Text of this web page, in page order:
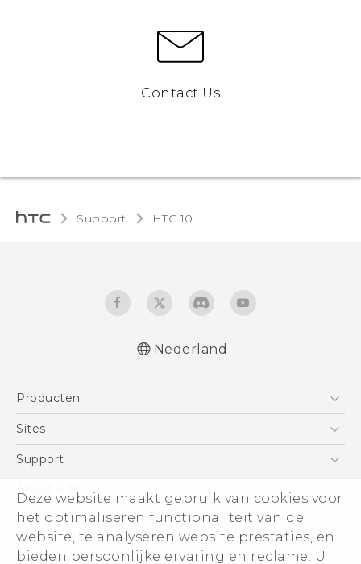
Deze website maakt gebruik van cookies voor
het optimaliseren functionaliteit van de
website, te analyseren website prestaties, en
bieden persoonlijke ervaring en reclame. U
Contact Us
Support HTC 10‎
Nederlands - Gebruikershandleiding
wettelijke voorschriften
Deutsch - Informationen zur Sicherheit und
behördliche Bestimmungen
English - Quick start guide
Nederland
Producten
Telefoons
Vive
Accessoires
Sites
HTC Vive
Aan de slag
Support
Support voor eCommerce
About HTC
ESG
Informatie over het bedrijf